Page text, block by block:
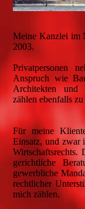
Meine Kanzlei im
2003.
Privatpersonen
Anspruch wie
Architekten und
zählen ebenfalls
Für meine
Einsatz, und zwar
Wirtschaftsrechts.
gerichtliche
gewerbliche
rechtlicher
mich zählen.